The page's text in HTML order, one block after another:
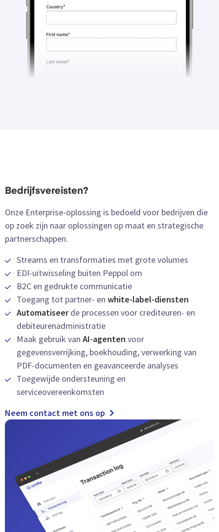
Bedrijfsvereisten?
Onze Enterprise-oplossing is bedoeld voor bedrijven die
op zoek zijn naar oplossingen op maat en strategische
partnerschappen.
Streams en transformaties met grote volumes
EDI-uitwisseling buiten Peppol om
B2C en gedrukte communicatie
Toegang tot partner- en white-label-diensten
Automatiseerde processen voor crediteuren- en
debiteurenadministratie
Maak gebruik van AI-agenten voor
gegevensverrijking, boekhouding, verwerking van
PDF-documenten en geavanceerde analyses
Toegewijde ondersteuning en
serviceovereenkomsten
Neem contact met ons op